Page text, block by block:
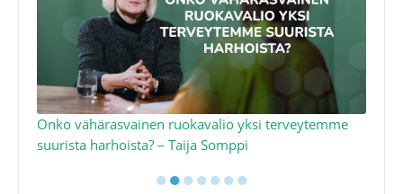
Onko vähärasvainen ruokavalio yksi terveytemme
suurista harhoista? – Taija Somppi
●●●●●●●